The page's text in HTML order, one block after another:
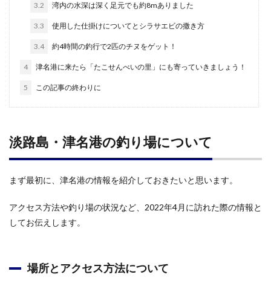
3.2 湾内の水深は深く足元でも約8mありました
3.3 使用した仕掛けについてとシラサエビの撒き方
3.4 約4時間の釣行で2匹のチヌをゲット！
4 津名港に来たら「たこせんべいの里」にも寄っていきましょう！
5 この記事の終わりに
淡路島・津名港の釣り場について
まず最初に、津名港の情報を紹介しておきたいと思います。
アクセス方法や釣り場の状況など、2022年4月に訪れた際の情報と
してお伝えします。
場所とアクセス方法について